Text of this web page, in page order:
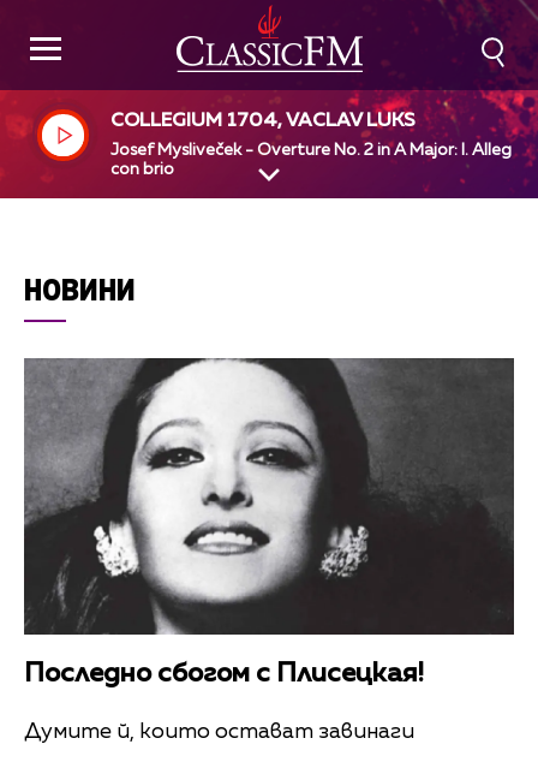
COLLEGIUM 1704, VACLAV LUKS
Josef Mysliveček - Overture No. 2 in A Major: I. Allegro
con brio
НОВИНИ
Последно сбогом с Плисецкая!
Думите й, които остават завинаги